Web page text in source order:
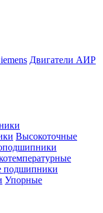
Двигатели АИР
Высокоточные
подшипники
Упорные